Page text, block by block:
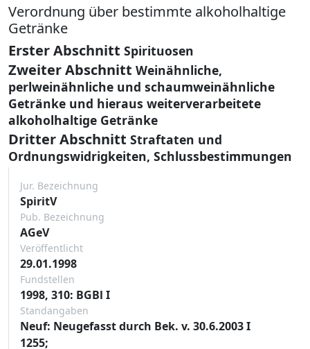
Verordnung über bestimmte alkoholhaltige
Getränke
Erster Abschnitt Spirituosen
Zweiter Abschnitt Weinähnliche,
perlweinähnliche und schaumweinähnliche
Getränke und hieraus weiterverarbeitete
alkoholhaltige Getränke
Dritter Abschnitt Straftaten und
Ordnungswidrigkeiten, Schlussbestimmungen
Jur. Bezeichnung
SpiritV
Pub. Bezeichnung
AGeV
Veröffentlicht
29.01.1998
Fundstellen
1998, 310: BGBl I
Standangaben
Neuf: Neugefasst durch Bek. v. 30.6.2003 I
1255;